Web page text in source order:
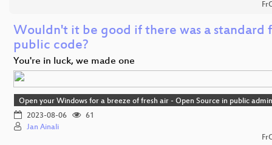
Wouldn't it be good if there was a standard
public code?
You're in luck, we made one
Open your Windows for a breeze of fresh air - Open Source in public
2023-08-06
61
Jan Ainali